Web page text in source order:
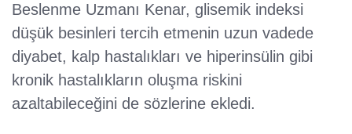
Beslenme Uzmanı Kenar, glisemik indeksi
düşük besinleri tercih etmenin uzun vadede
diyabet, kalp hastalıkları ve hiperinsülin gibi
kronik hastalıkların oluşma riskini
azaltabileceğini de sözlerine ekledi.